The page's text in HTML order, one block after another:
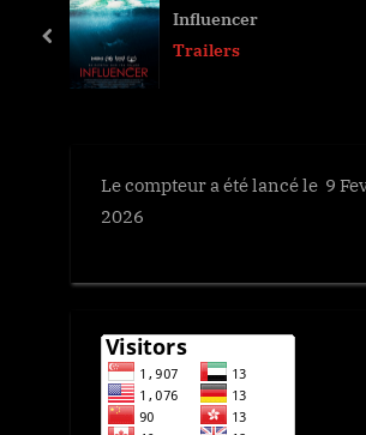
u
Influencer
Trailers
prev
Le compteur a été lancé le 9
2026